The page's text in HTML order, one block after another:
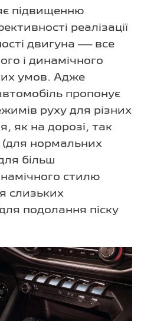
підвищенню
реалізації
двигуна — все
і динамічного
умов. Адже
пропонує
руху для різних
як на дорозі, так
(для нормальних
більш
стилю
слизьких
подолання піску